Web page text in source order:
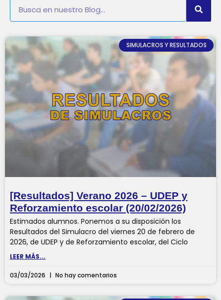
SIMULACROS Y RESULTADOS
[Resultados] Verano 2026 – UDEP y
Reforzamiento escolar (20/02/2026)
Estimados alumnos. Ponemos a su disposición los
Resultados del Simulacro del viernes 20 de febrero de
2026, de UDEP y de Reforzamiento escolar, del Ciclo
LEER MÁS...
03/03/2026 No hay comentarios